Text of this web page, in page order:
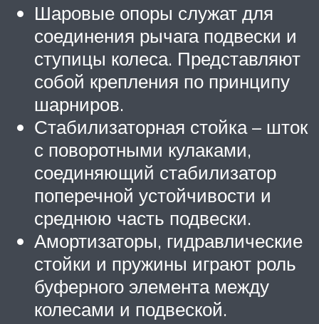
Шаровые опоры служат для
соединения рычага подвески и
ступицы колеса. Представляют
собой крепления по принципу
шарниров.
Стабилизаторная стойка – шток
с поворотными кулаками,
соединяющий стабилизатор
поперечной устойчивости и
среднюю часть подвески.
Амортизаторы, гидравлические
стойки и пружины играют роль
буферного элемента между
колесами и подвеской.